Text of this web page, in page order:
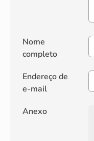
Nome
completo
Endereço de
e-mail
Anexo